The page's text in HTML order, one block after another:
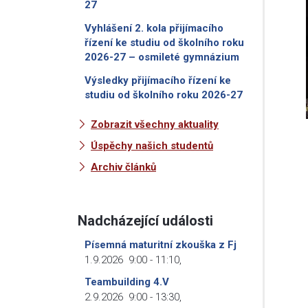
27
Vyhlášení 2. kola přijímacího
řízení ke studiu od školního roku
2026-27 – osmileté gymnázium
Výsledky přijímacího řízení ke
studiu od školního roku 2026-27
Zobrazit všechny aktuality
Úspěchy našich studentů
Archiv článků
Nadcházející události
Písemná maturitní zkouška z Fj
1.9.2026 9:00 - 11:10
Teambuilding 4.V
2.9.2026 9:00 - 13:30